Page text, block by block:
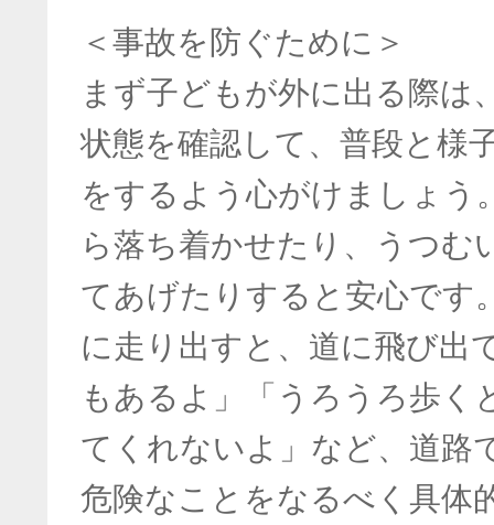
＜事故を防ぐために＞
まず子どもが外に出る際は
状態を確認して、普段と様
をするよう心がけましょう
ら落ち着かせたり、うつむ
てあげたりすると安心です
に走り出すと、道に飛び出
もあるよ」「うろうろ歩く
てくれないよ」など、道路
危険なことをなるべく具体